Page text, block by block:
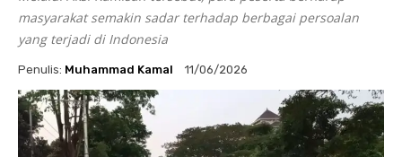
masyarakat semakin sadar terhadap berbagai persoalan
yang terjadi di Indonesia
Penulis: Muhammad Kamal 11/06/2026